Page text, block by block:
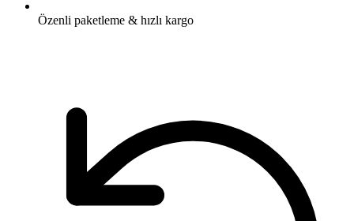
Özenli paketleme & hızlı kargo